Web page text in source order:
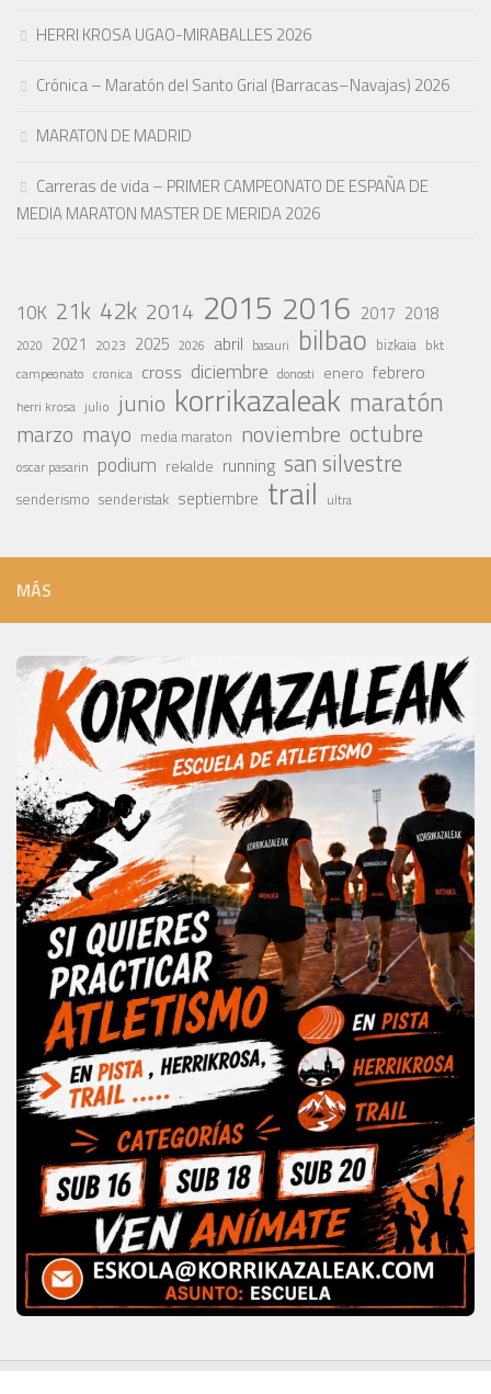
HERRI KROSA UGAO-MIRABALLES 2026
Crónica – Maratón del Santo Grial (Barracas–Navajas) 2026
MARATON DE MADRID
Carreras de vida – PRIMER CAMPEONATO DE ESPAÑA DE
MEDIA MARATON MASTER DE MERIDA 2026
10K 21k 42k 2014 2015 2016 2017 2018
2020 2021 2023 2025 2026 abril basauri bilbao bizkaia bkt
campeonato cronica cross diciembre donosti enero febrero
herri krosa julio junio korrikazaleak maratón
marzo mayo media maraton noviembre octubre
oscar pasarin podium rekalde running san silvestre
senderismo senderistak septiembre trail ultra
MÁS